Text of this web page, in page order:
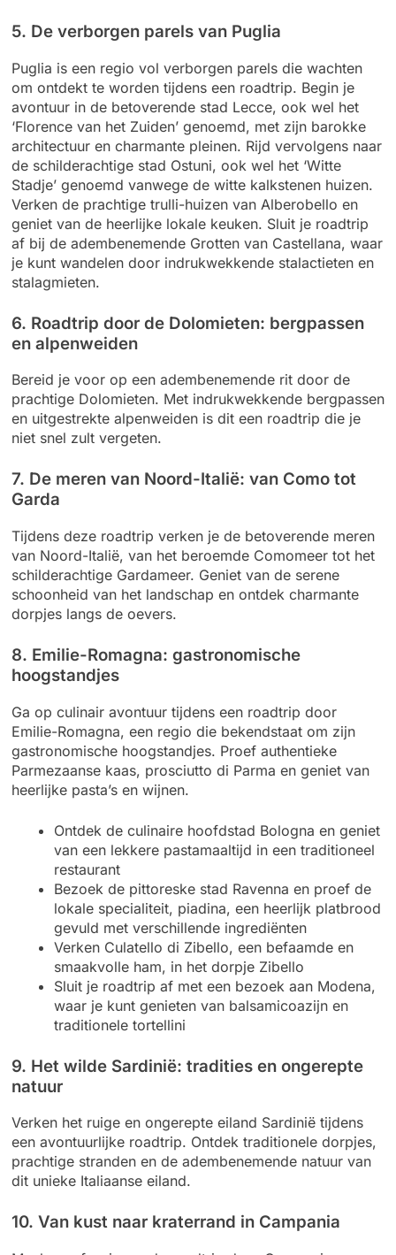
5. De verborgen parels van Puglia
Puglia is een regio vol verborgen parels die wachten
om ontdekt te worden tijdens een roadtrip. Begin je
avontuur in de betoverende stad Lecce, ook wel het
‘Florence van het Zuiden’ genoemd, met zijn barokke
architectuur en charmante pleinen. Rijd vervolgens naar
de schilderachtige stad Ostuni, ook wel het ‘Witte
Stadje’ genoemd vanwege de witte kalkstenen huizen.
Verken de prachtige trulli-huizen van Alberobello en
geniet van de heerlijke lokale keuken. Sluit je roadtrip
af bij de adembenemende Grotten van Castellana, waar
je kunt wandelen door indrukwekkende stalactieten en
stalagmieten.
6. Roadtrip door de Dolomieten: bergpassen
en alpenweiden
Bereid je voor op een adembenemende rit door de
prachtige Dolomieten. Met indrukwekkende bergpassen
en uitgestrekte alpenweiden is dit een roadtrip die je
niet snel zult vergeten.
7. De meren van Noord-Italië: van Como tot
Garda
Tijdens deze roadtrip verken je de betoverende meren
van Noord-Italië, van het beroemde Comomeer tot het
schilderachtige Gardameer. Geniet van de serene
schoonheid van het landschap en ontdek charmante
dorpjes langs de oevers.
8. Emilie-Romagna: gastronomische
hoogstandjes
Ga op culinair avontuur tijdens een roadtrip door
Emilie-Romagna, een regio die bekendstaat om zijn
gastronomische hoogstandjes. Proef authentieke
Parmezaanse kaas, prosciutto di Parma en geniet van
heerlijke pasta’s en wijnen.
Ontdek de culinaire hoofdstad Bologna en geniet
van een lekkere pastamaaltijd in een traditioneel
restaurant
Bezoek de pittoreske stad Ravenna en proef de
lokale specialiteit, piadina, een heerlijk platbrood
gevuld met verschillende ingrediënten
Verken Culatello di Zibello, een befaamde en
smaakvolle ham, in het dorpje Zibello
Sluit je roadtrip af met een bezoek aan Modena,
waar je kunt genieten van balsamicoazijn en
traditionele tortellini
9. Het wilde Sardinië: tradities en ongerepte
natuur
Verken het ruige en ongerepte eiland Sardinië tijdens
een avontuurlijke roadtrip. Ontdek traditionele dorpjes,
prachtige stranden en de adembenemende natuur van
dit unieke Italiaanse eiland.
10. Van kust naar kraterrand in Campania